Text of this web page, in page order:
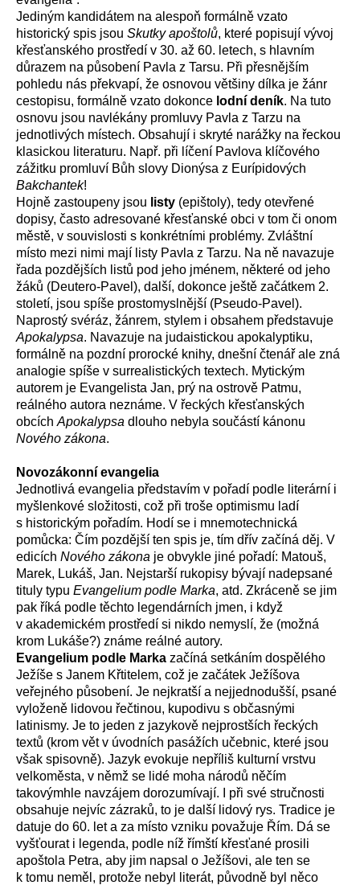
Jediným kandidátem na alespoň formálně vzato
historický spis jsou Skutky apoštolů, které popisují vývoj
křesťanského prostředí v 30. až 60. letech, s hlavním
důrazem na působení Pavla z Tarsu. Při přesnějším
pohledu nás překvapí, že osnovou většiny dílka je žánr
cestopisu, formálně vzato dokonce lodní deník. Na tuto
osnovu jsou navlékány promluvy Pavla z Tarzu na
jednotlivých místech. Obsahují i skryté narážky na řeckou
klasickou literaturu. Např. při líčení Pavlova klíčového
zážitku promluví Bůh slovy Dionýsa z Eurípidových
Bakchantek!
Hojně zastoupeny jsou listy (epištoly), tedy otevřené
dopisy, často adresované křesťanské obci v tom či onom
městě, v souvislosti s konkrétními problémy. Zvláštní
místo mezi nimi mají listy Pavla z Tarzu. Na ně navazuje
řada pozdějších listů pod jeho jménem, některé od jeho
žáků (Deutero-Pavel), další, dokonce ještě začátkem 2.
století, jsou spíše prostomyslnější (Pseudo-Pavel).
Naprostý svéráz, žánrem, stylem i obsahem představuje
Apokalypsa. Navazuje na judaistickou apokalyptiku,
formálně na pozdní prorocké knihy, dnešní čtenář ale zná
analogie spíše v surrealistických textech. Mytickým
autorem je Evangelista Jan, prý na ostrově Patmu,
reálného autora neznáme. V řeckých křesťanských
obcích Apokalypsa dlouho nebyla součástí kánonu
Nového zákona.
Novozákonní evangelia
Jednotlivá evangelia představím v pořadí podle literární i
myšlenkové složitosti, což při troše optimismu ladí
s historickým pořadím. Hodí se i mnemotechnická
pomůcka: Čím pozdější ten spis je, tím dřív začíná děj. V
edicích Nového zákona je obvykle jiné pořadí: Matouš,
Marek, Lukáš, Jan. Nejstarší rukopisy bývají nadepsané
tituly typu Evangelium podle Marka, atd. Zkráceně se jim
pak říká podle těchto legendárních jmen, i když
v akademickém prostředí si nikdo nemyslí, že (možná
krom Lukáše?) známe reálné autory.
Evangelium podle Marka začíná setkáním dospělého
Ježíše s Janem Křtitelem, což je začátek Ježíšova
veřejného působení. Je nejkratší a nejjednodušší, psané
vyloženě lidovou řečtinou, kupodivu s občasnými
latinismy. Je to jeden z jazykově nejprostších řeckých
textů (krom vět v úvodních pasážích učebnic, které jsou
však spisovně). Jazyk evokuje nepříliš kulturní vrstvu
velkoměsta, v němž se lidé moha národů něčím
takovýmhle navzájem dorozumívají. I při své stručnosti
obsahuje nejvíc zázraků, to je další lidový rys. Tradice je
datuje do 60. let a za místo vzniku považuje Řím. Dá se
vyšťourat i legenda, podle níž římští křesťané prosili
apoštola Petra, aby jim napsal o Ježíšovi, ale ten se
k tomu neměl, protože nebyl literát, původně byl něco